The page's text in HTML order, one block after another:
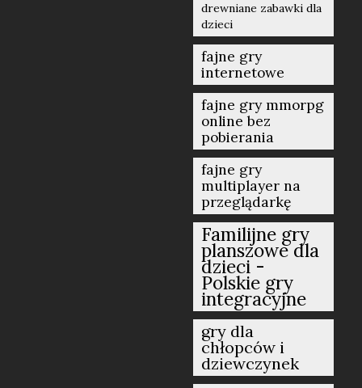
drewniane zabawki dla
dzieci
fajne gry
internetowe
fajne gry mmorpg
online bez
pobierania
fajne gry
multiplayer na
przeglądarkę
Familijne gry
planszowe dla
dzieci -
Polskie gry
integracyjne
gry dla
chłopców i
dziewczynek